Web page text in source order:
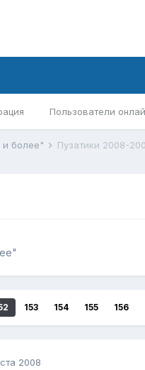
Пользователи
и более" Пузатики 2008-
153 154 155 156
2008